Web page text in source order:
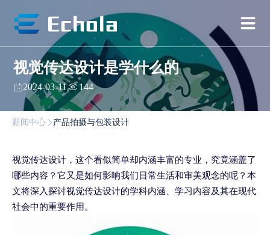
视觉传达设计是学什么的
2024-03-11 144
新闻中心 产品拍摄与包装设计
视觉传达设计，这个看似简单却内涵丰富的专业，究竟涵盖了
哪些内容？它又是如何影响我们日常生活和审美观念的呢？本
文将深入探讨视觉传达设计的学科内涵、学习内容及其在现代
社会中的重要作用。